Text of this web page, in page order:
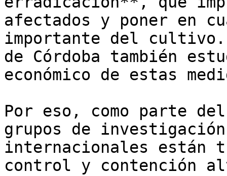
afectados y poner en
importante del
de Córdoba también
económico de estas
Por eso, como parte
grupos de
internacionales están
control y contención